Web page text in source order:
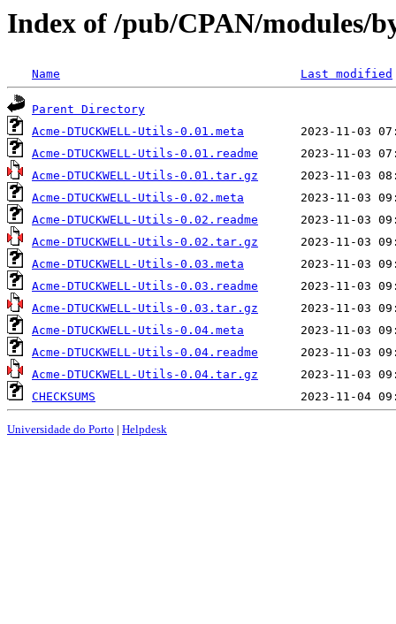
Index of /pub/CPAN/
Name Last modified
Parent Directory
Acme-DTUCKWELL-Utils-0.01.meta
Acme-DTUCKWELL-Utils-0.01.readme
Acme-DTUCKWELL-Utils-0.01.tar.gz
Acme-DTUCKWELL-Utils-0.02.meta
Acme-DTUCKWELL-Utils-0.02.readme
Acme-DTUCKWELL-Utils-0.02.tar.gz
Acme-DTUCKWELL-Utils-0.03.meta
Acme-DTUCKWELL-Utils-0.03.readme
Acme-DTUCKWELL-Utils-0.03.tar.gz
Acme-DTUCKWELL-Utils-0.04.meta
Acme-DTUCKWELL-Utils-0.04.readme
Acme-DTUCKWELL-Utils-0.04.tar.gz
CHECKSUMS
Universidade do Porto | Helpdesk